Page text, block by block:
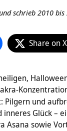
schrieb 2010
Share on X
Pilgern und
inneres Glück –
Asana sowie